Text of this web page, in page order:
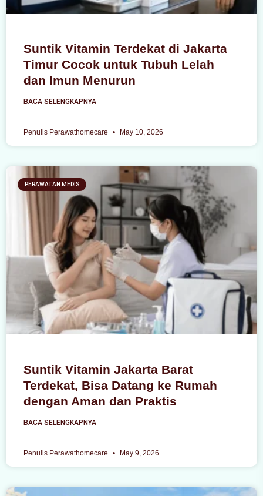
Suntik Vitamin Terdekat di Jakarta
Timur Cocok untuk Tubuh Lelah
dan Imun Menurun
BACA SELENGKAPNYA
Penulis Perawathomecare May 10, 2026
PERAWATAN MEDIS
Suntik Vitamin Jakarta Barat
Terdekat, Bisa Datang ke Rumah
dengan Aman dan Praktis
BACA SELENGKAPNYA
Penulis Perawathomecare May 9, 2026